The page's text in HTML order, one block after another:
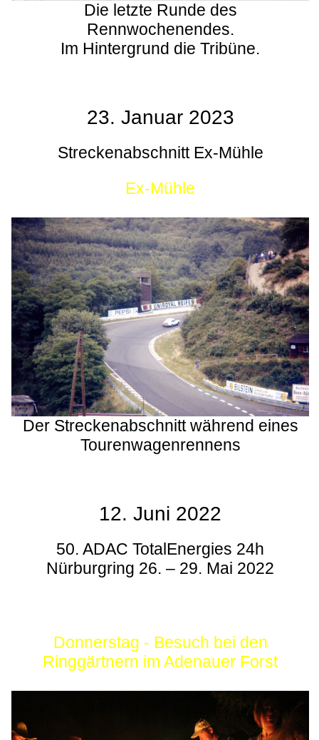
Die letzte Runde des
Rennwochenendes.
Im Hintergrund die Tribüne.
23. Januar 2023
Streckenabschnitt Ex-Mühle
Ex-Mühle
Der Streckenabschnitt während eines
Tourenwagenrennens
12. Juni 2022
50. ADAC TotalEnergies 24h
Nürburgring 26. – 29. Mai 2022
Donnerstag - Besuch bei den
Ringgärtnern im Adenauer Forst